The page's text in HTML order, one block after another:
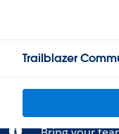
Trailblazer